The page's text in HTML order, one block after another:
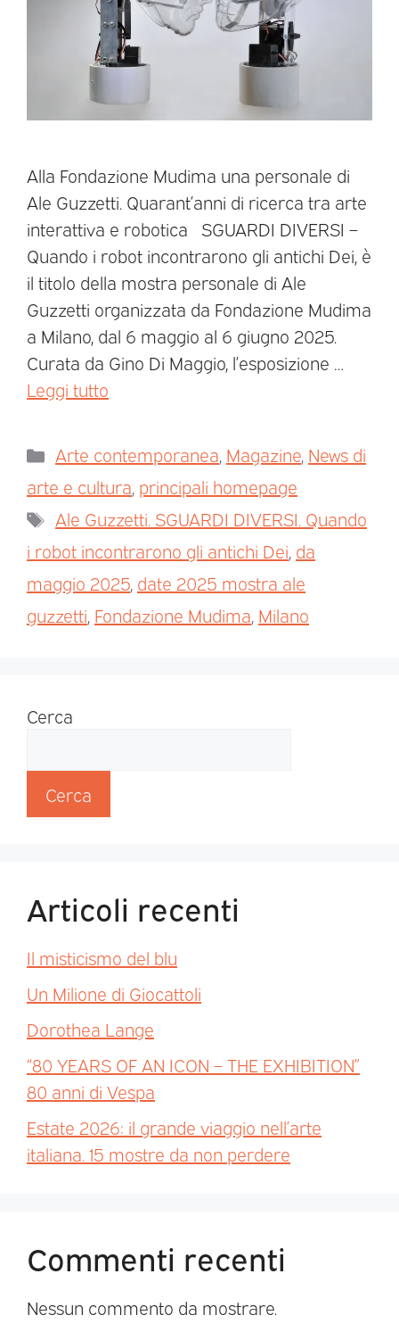
Alla Fondazione Mudima una personale di
Ale Guzzetti. Quarant’anni di ricerca tra arte
interattiva e robotica SGUARDI DIVERSI –
Quando i robot incontrarono gli antichi Dei, è
il titolo della mostra personale di Ale
Guzzetti organizzata da Fondazione Mudima
a Milano, dal 6 maggio al 6 giugno 2025.
Curata da Gino Di Maggio, l’esposizione …
Leggi tutto
Arte contemporanea Magazine News di
arte e cultura principali homepage
Ale Guzzetti. SGUARDI DIVERSI. Quando
i robot incontrarono gli antichi Dei da
maggio 2025 date 2025 mostra ale
guzzetti Fondazione Mudima Milano
Cerca
Cerca
Articoli recenti
Il misticismo del blu
Un Milione di Giocattoli
Dorothea Lange
“80 YEARS OF AN ICON – THE EXHIBITION”
80 anni di Vespa
Estate 2026: il grande viaggio nell’arte
italiana. 15 mostre da non perdere
Commenti recenti
Nessun commento da mostrare.